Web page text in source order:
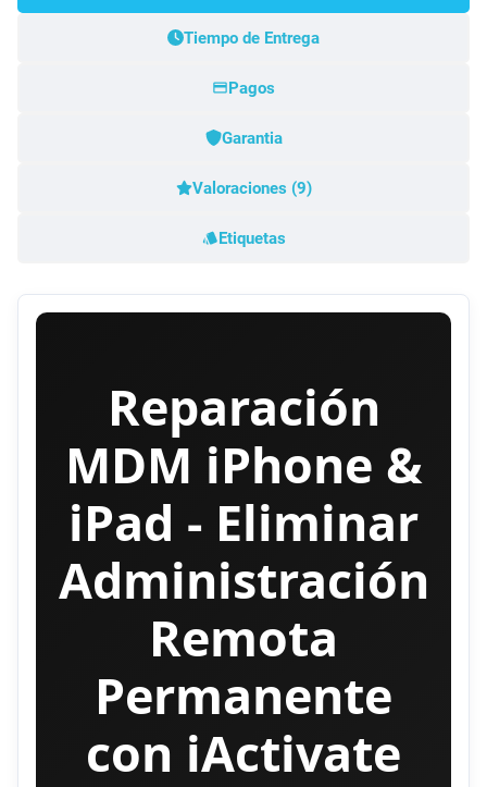
Tiempo de Entrega
Pagos
Garantia
Valoraciones (9)
Etiquetas
Reparación
MDM iPhone &
iPad - Eliminar
Administración
Remota
Permanente
con iActivate